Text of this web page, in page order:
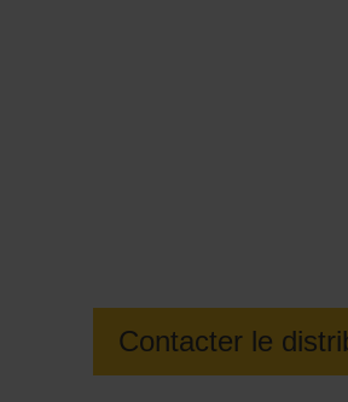
Contacter le